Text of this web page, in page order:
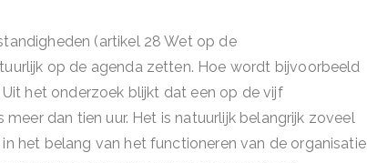
(artikel 28 Wet op de
op de agenda zetten. Hoe wordt bijvoorbeeld
het onderzoek blijkt dat een op de vijf
dan tien uur. Het is natuurlijk belangrijk zoveel
het belang van het functioneren van de organisatie